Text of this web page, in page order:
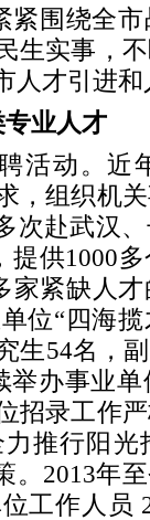
紧围绕全
生实事，
人才引进
业人才
活动。近
，组织机
次赴武汉
供1000
家紧缺人
位“四海
生54名，
举办事业
招录工作
推行阳光
。2013年
工作人员